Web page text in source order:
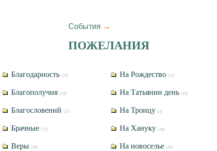
События →
ПОЖЕЛАНИЯ
Благодарность [25] На Рождество [31]
Благополучия [13] На Татьянин день [18]
Благословений [21] На Троицу [3]
Брачные [72] На Хануку [18]
Веры [19] На новоселье [19]